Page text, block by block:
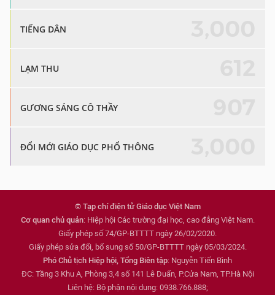
TIẾNG DÂN
LẠM THU
GƯƠNG SÁNG CÔ THẦY
ĐỔI MỚI GIÁO DỤC PHỔ THÔNG
© Tạp chí điện tử Giáo dục Việt Nam
Cơ quan chủ quản: Hiệp hội Các trường đại học, cao đẳng Việt Nam.
Giấy phép số 74/GP-BTTTT ngày 26/02/2020.
Giấy phép sửa đổi, bổ sung số 50/GP-BTTTT ngày 05/03/2024.
Phó Chủ tịch Hiệp hội, Tổng Biên tập: Nguyễn Tiến Bình
ĐC: Tầng 3 Khu A, Phòng 3,4 số 141 Lê Duẩn, P.Cửa Nam, TP.Hà Nội
Liên hệ: Bộ phận nội dung: 0938.766.888;